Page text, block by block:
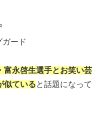
ード
富永啓生選手とお笑い芸
似ていると話題になって